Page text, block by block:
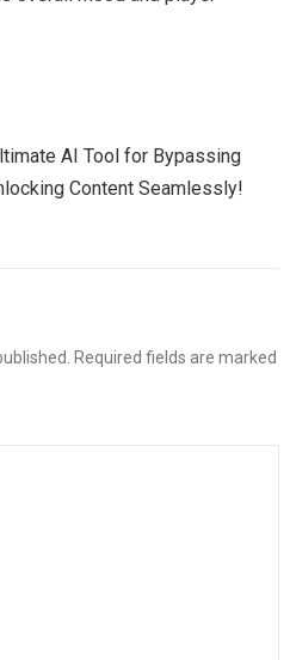
AI Tool for Bypassing
Content Seamlessly!
Required fields are marked